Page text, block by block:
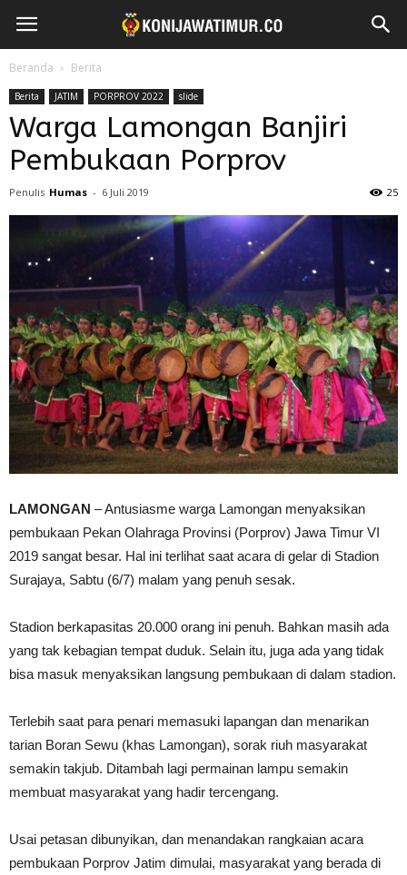
Beranda Berita
Berita JATIM PORPROV 2022 slide
Warga Lamongan Banjiri
Pembukaan Porprov
Penulis Humas - 6 Juli 2019 25
LAMONGAN – Antusiasme warga Lamongan menyaksikan
pembukaan Pekan Olahraga Provinsi (Porprov) Jawa Timur VI
2019 sangat besar. Hal ini terlihat saat acara di gelar di Stadion
Surajaya, Sabtu (6/7) malam yang penuh sesak.
Stadion berkapasitas 20.000 orang ini penuh. Bahkan masih ada
yang tak kebagian tempat duduk. Selain itu, juga ada yang tidak
bisa masuk menyaksikan langsung pembukaan di dalam stadion.
Terlebih saat para penari memasuki lapangan dan menarikan
tarian Boran Sewu (khas Lamongan), sorak riuh masyarakat
semakin takjub. Ditambah lagi permainan lampu semakin
membuat masyarakat yang hadir tercengang.
Usai petasan dibunyikan, dan menandakan rangkaian acara
pembukaan Porprov Jatim dimulai, masyarakat yang berada di